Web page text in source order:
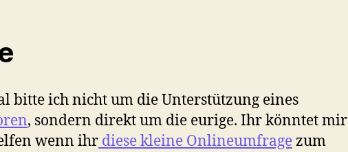
bitte ich nicht um die Unterstützung eines
, sondern direkt um die eurige. Ihr könntet mir
wenn ihr diese kleine Onlineumfragezum